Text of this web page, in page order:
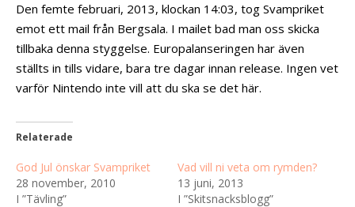
Den femte februari, 2013, klockan 14:03, tog Svampriket
emot ett mail från Bergsala. I mailet bad man oss skicka
tillbaka denna styggelse. Europalanseringen har även
ställts in tills vidare, bara tre dagar innan release. Ingen vet
varför Nintendo inte vill att du ska se det här.
Relaterade
God Jul önskar Svampriket
28 november, 2010
I ”Tävling”
Vad vill ni veta om rymden?
13 juni, 2013
I ”Skitsnacksblogg”